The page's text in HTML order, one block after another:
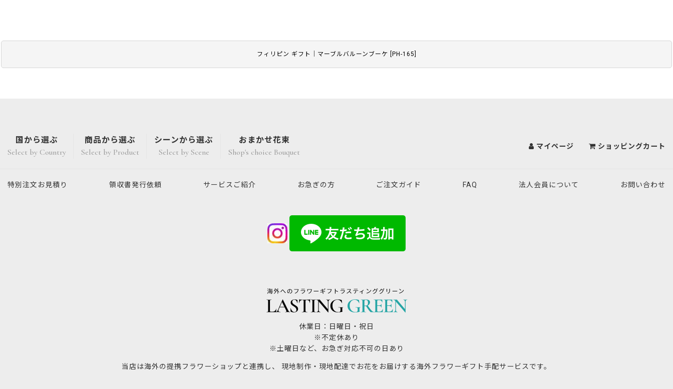
フィリピン ギフト｜マーブルバルーンブーケ PH-165
国から選ぶ
Select by Country
商品から選ぶ
Select by Product
シーンから選ぶ
Select by Scene
おまかせ花束
Shop's choice Bouquet
マイページ ショッピングカート
特別注文 お見積り 領収書発行依頼 サービスご紹介 お急ぎの方 ご注文ガイド FAQ 法人会員について お問い合わせ
休業日：日曜日・祝日
※不定休あり
※土曜日など、お急ぎ対応不可の日あり
当店は海外の提携フラワーショップと連携し、 現地制作・現地配達でお花をお届けする海外フラワーギフト手配サービスです。